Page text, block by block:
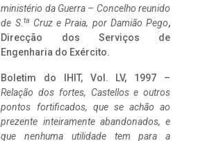
ministério da Guerra – Concelho reunido
de S. ta Cruz e Praia, por Damião Pego,
Direcção dos Serviços de
Engenharia do Exército.
Boletim do IHIT, Vol. LV, 1997 –
Relação dos fortes, Castellos e outros
pontos fortificados, que se achão ao
prezente inteiramente abandonados, e
que nenhuma utilidade tem para a